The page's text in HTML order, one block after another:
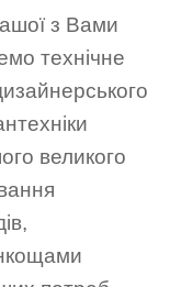
з Вами
технічне
великого